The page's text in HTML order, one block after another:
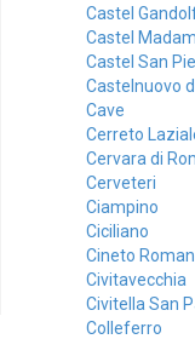
Castel
Castel
Castel San
Castelnuovo
Cave
Cerreto
Cervara di
Cerveteri
Ciampino
Ciciliano
Cineto
Civitavecchia
Civitella San
Colleferro